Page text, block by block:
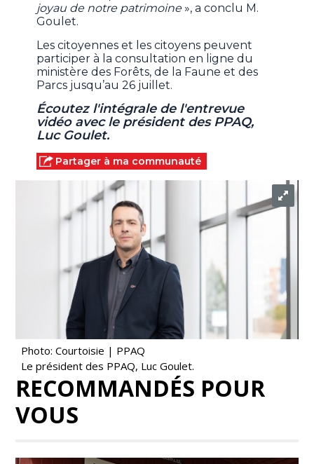
joyau de notre patrimoine», a conclu M.
Goulet.
Les citoyennes et les citoyens peuvent
participer à la consultation en ligne du
ministère des Forêts, de la Faune et des
Parcs jusqu’au 26 juillet.
Écoutez l'intégrale de l'entrevue
vidéo avec le président des PPAQ,
Luc Goulet.
Partager à ma communauté
Photo: Courtoisie | PPAQ
Le président des PPAQ, Luc Goulet.
RECOMMANDÉS POUR
VOUS